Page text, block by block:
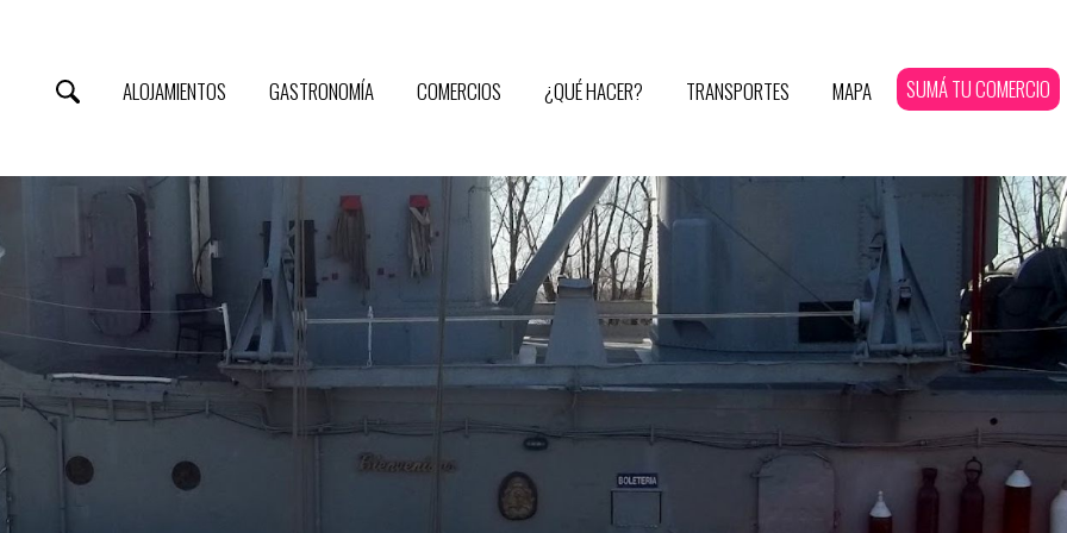
ALOJAMIENTOS GASTRONOMÍA COMERCIOS ¿QUÉ HACER? TRANSPORTES MAPA SUMÁ TU COMERCIO